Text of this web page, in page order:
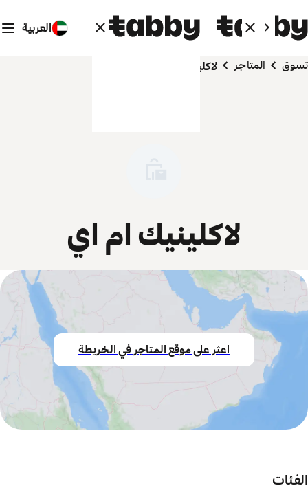
العربية
تسوق المتاجر لاكلينيك ام اي
لاكلينيك ام اي
اعثر على موقع المتاجر في الخريطة
الفئات